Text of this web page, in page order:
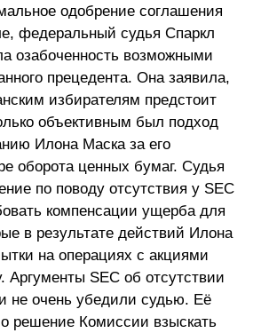
одобрение соглашения
федеральный судья Спаркл
озабоченность возможными
прецедента. Она заявила,
избирателям предстоит
объективным был подход
Илона Маска за его
оборота ценных бумаг. Судья
по поводу отсутствия у SEC
компенсации ущерба для
в результате действий Илона
на операциях с акциями
Аргументы SEC об отсутствии
не очень убедили судью. Её
решение Комиссии взыскать